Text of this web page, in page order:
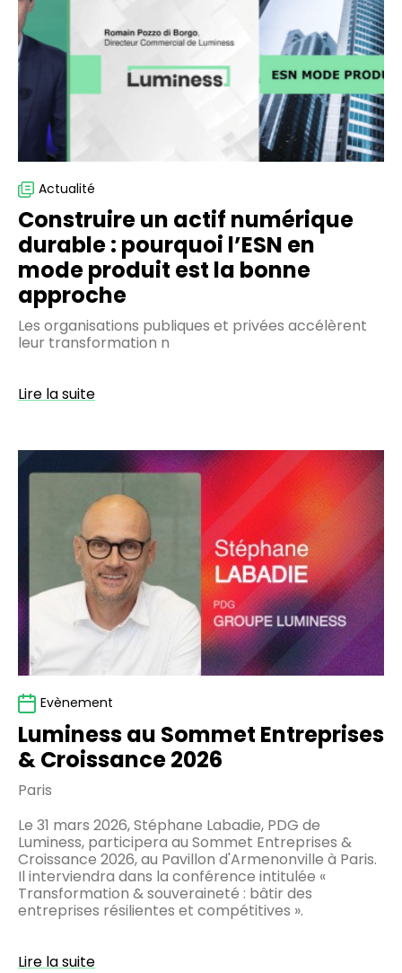
numérique
durable
:
pourquoi
l’ESN
mode
produit
est
bonne
approche
Actualité
Construire un actif numérique
durable : pourquoi l’ESN en
mode produit est la bonne
approche
Les organisations publiques et privées accélèrent
leur transformation n
Lire la suite
Luminess
au
Entreprises
Croissance
2026
Evènement
Luminess au Sommet Entreprises
& Croissance 2026
Paris
Le 31 mars 2026, Stéphane Labadie, PDG de
Luminess, participera au Sommet Entreprises &
Croissance 2026, au Pavillon d'Armenonville à Paris.
Il interviendra dans la conférence intitulée «
Transformation & souveraineté : bâtir des
entreprises résilientes et compétitives ».
Lire la suite